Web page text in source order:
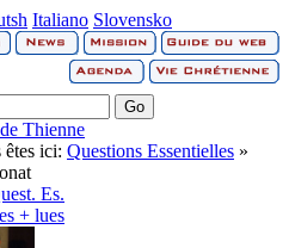
Italiano Slovensko
Thienne
êtes ici: Questions Essentielles »
Es.
+ lues